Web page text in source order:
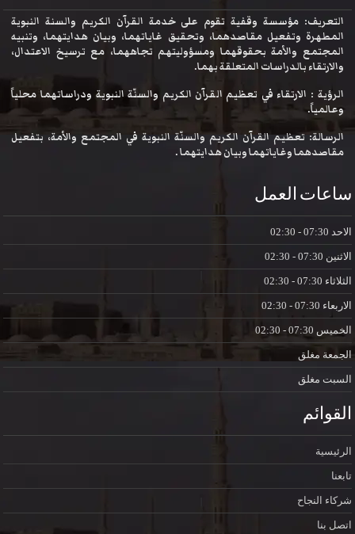
التعريف: مؤسسة وقفية تقوم على خدمة القرآن الكريم والسنة النبوية
المطهرة وتفعيل مقاصدهما، وتحقيق غاياتهما، وبيان هدايتهما، وتنبيه
المجتمع والأمة بحقوقهما ومسؤوليتهم تجاههما، مع ترسيخ الاعتدال،
والارتقاء بالدراسات المتعلقة بهما.
الرؤية : الارتقاء في تعظيم القرآن الكريم والسنّة النبوية ودراساتهما محلياً
وعالمياً.
الرسالة: تعظيم القرآن الكريم والسنّة النبوية في المجتمع والأمة، بتفعيل
مقاصدهما وغاياتهما وبيان هدايتهما .
ساعات العمل
الاحد
الاثنين
الثلاثاء
الاربعاء
الخميس
الجمعة مغلق
السبت مغلق
القوائم
الرئيسية
تابعنا
شركاء النجاح
اتصل بنا